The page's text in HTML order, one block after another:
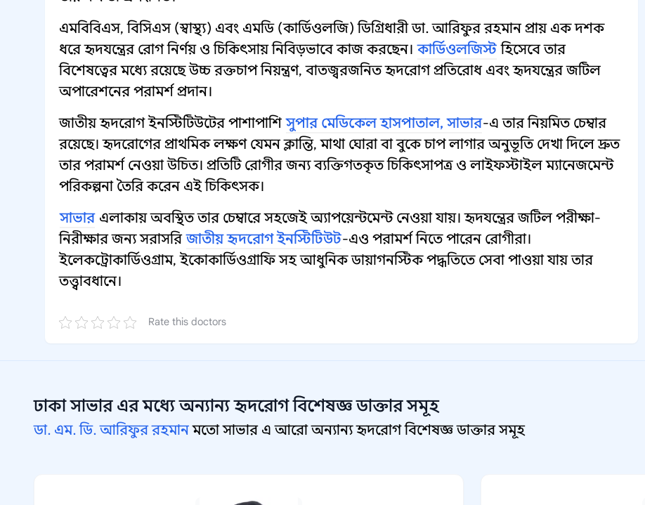
এমবিবিএস, বিসিএস (স্বাস্থ্য) এবং এমডি (কার্ডিওলজি) ডিগ্রিধারী ডা. আরিফুর রহমান প্রায় এক দশক
ধরে হৃদযন্ত্রের রোগ নির্ণয় ও চিকিৎসায় নিবিড়ভাবে কাজ করছেন। কার্ডিওলজিস্ট হিসেবে তার
বিশেষত্বের মধ্যে রয়েছে উচ্চ রক্তচাপ নিয়ন্ত্রণ, বাতজ্বরজনিত হৃদরোগ প্রতিরোধ এবং হৃদযন্ত্রের জটিল
অপারেশনের পরামর্শ প্রদান।
জাতীয় হৃদরোগ ইনস্টিটিউটের পাশাপাশি সুপার মেডিকেল হাসপাতাল, সাভার-এ তার নিয়মিত চেম্বার
রয়েছে। হৃদরোগের প্রাথমিক লক্ষণ যেমন ক্লান্তি, মাথা ঘোরা বা বুকে চাপ লাগার অনুভূতি দেখা দিলে দ্রুত
তার পরামর্শ নেওয়া উচিত। প্রতিটি রোগীর জন্য ব্যক্তিগতকৃত চিকিৎসাপত্র ও লাইফস্টাইল ম্যানেজমেন্ট
পরিকল্পনা তৈরি করেন এই চিকিৎসক।
সাভার এলাকায় অবস্থিত তার চেম্বারে সহজেই অ্যাপয়েন্টমেন্ট নেওয়া যায়। হৃদযন্ত্রের জটিল পরীক্ষা-
নিরীক্ষার জন্য সরাসরি জাতীয় হৃদরোগ ইনস্টিটিউট-এও পরামর্শ নিতে পারেন রোগীরা।
ইলেকট্রোকার্ডিওগ্রাম, ইকোকার্ডিওগ্রাফি সহ আধুনিক ডায়াগনস্টিক পদ্ধতিতে সেবা পাওয়া যায় তার
তত্ত্বাবধানে।
Rate this doctors
ঢাকা সাভার এর মধ্যে অন্যান্যহৃদরোগ বিশেষজ্ঞ ডাক্তার সমূহ
ডা. এম. ডি. আরিফুর রহমানমতো সাভার এ আরো অন্যান্য হৃদরোগ বিশেষজ্ঞ ডাক্তার সমূহ